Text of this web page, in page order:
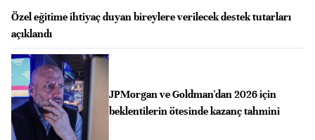
Özel eğitime ihtiyaç duyan bireylere verilecek destek tutarları
açıklandı
JPMorgan ve Goldman'dan 2026 için
beklentilerin ötesinde kazanç tahmini